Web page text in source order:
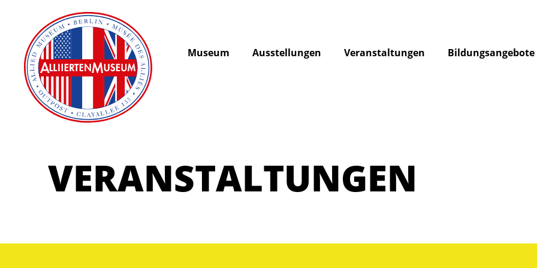
Museum Ausstellungen Veranstaltungen Bildungsangebote
VERANSTALTUNGEN